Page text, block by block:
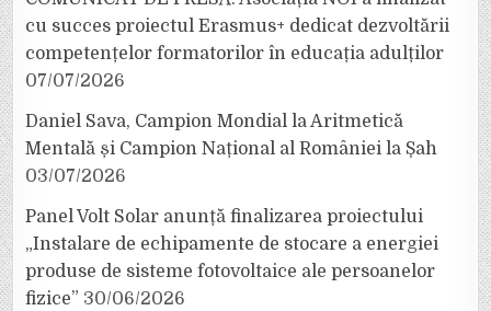
cu succes proiectul Erasmus+ dedicat dezvoltării
competențelor formatorilor în educația adulților
07/07/2026
Daniel Sava, Campion Mondial la Aritmetică
Mentală și Campion Național al României la Șah
03/07/2026
Panel Volt Solar anunță finalizarea proiectului
„Instalare de echipamente de stocare a energiei
produse de sisteme fotovoltaice ale persoanelor
fizice” 30/06/2026